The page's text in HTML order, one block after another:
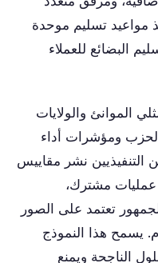
مواعيد تسليم موحدة
البضائع للعملاء
الموانئ والولايات
الحزب ومؤشرات أداء
نشر مقاييس
عمليات مشترك،
تعتمد على الصور
يسمح هذا النموذج
الناجحة ويمنع